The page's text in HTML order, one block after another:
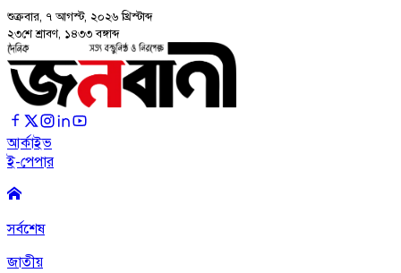
শুক্রবার, ৭ আগস্ট, ২০২৬ খ্রিস্টাব্দ
২৩শে শ্রাবণ, ১৪৩৩ বঙ্গাব্দ
আর্কাইভ
ই-পেপার
সর্বশেষ
জাতীয়